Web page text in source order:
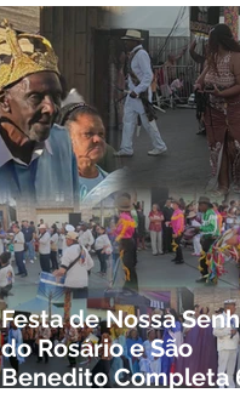
Festa de Nossa
do Rosário e São
Benedito Completa